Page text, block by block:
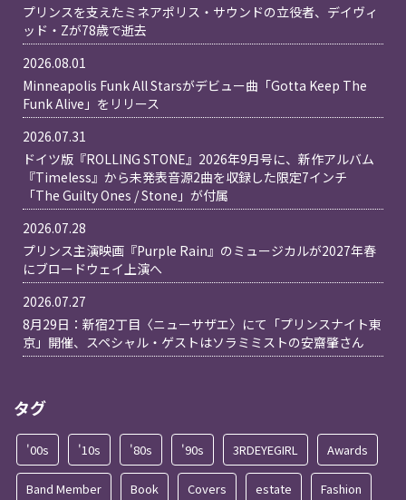
プリンスを支えたミネアポリス・サウンドの立役者、デイヴィ
ッド・Zが78歳で逝去
2026.08.01
Minneapolis Funk All Starsがデビュー曲「Gotta Keep The
Funk Alive」をリリース
2026.07.31
ドイツ版『ROLLING STONE』2026年9月号に、新作アルバム
『Timeless』から未発表音源2曲を収録した限定7インチ
「The Guilty Ones / Stone」が付属
2026.07.28
プリンス主演映画『Purple Rain』のミュージカルが2027年春
にブロードウェイ上演へ
2026.07.27
8月29日：新宿2丁目〈ニューサザエ〉にて「プリンスナイト東
京」開催、スペシャル・ゲストはソラミミストの安齋肇さん
タグ
'00s '10s '80s '90s 3RDEYEGIRL Awards
Band Member Book Covers estate Fashion